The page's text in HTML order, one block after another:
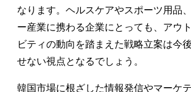
なります。ヘルスケアやスポーツ用品、
ー産業に携わる企業にとっても、アウ
ビティの動向を踏まえた戦略立案は今
せない視点となるでしょう。
韓国市場に根ざした情報発信やマーケ